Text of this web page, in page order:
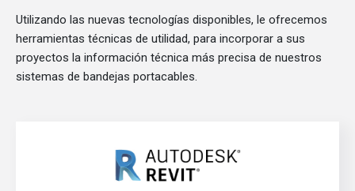
Utilizando las nuevas tecnologías disponibles, le ofrecemos
herramientas técnicas de utilidad, para incorporar a sus
proyectos la información técnica más precisa de nuestros
sistemas de bandejas portacables.